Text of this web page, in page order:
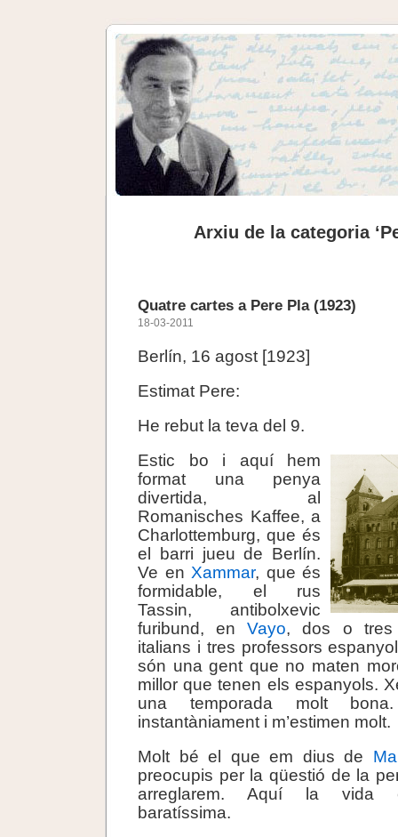
Arxiu de la categoria
Quatre cartes a Pere Pla (1923)
18-03-2011
Berlín, 16 agost [1923]
Estimat Pere:
He rebut la teva del 9.
Estic bo i aquí hem
format una penya
divertida, al
Romanisches Kaffee, a
Charlottemburg, que és
el barri jueu de Berlín.
Ve en Xammar, que és
formidable, el rus
Tassin, antibolxevic
furibund, enVayo, dos o tres
italians i tres professors
són una gent que no maten
millor que tenen els espanyols.
una temporada molt
instantàniament i m’estimen molt.
Molt bé el que em dius de
preocupis per la qüestió de la
arreglarem. Aquí la vida
baratíssima.